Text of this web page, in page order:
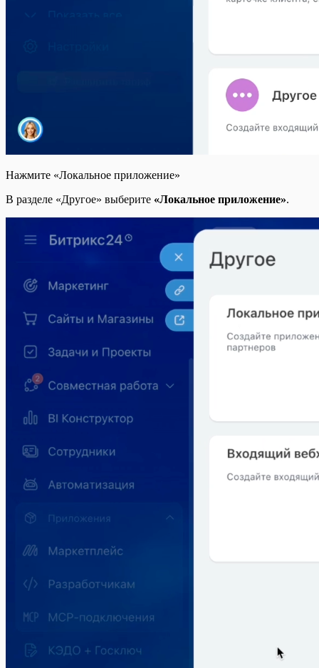
Нажмите «Локальное приложение»
В разделе «Другое» выберите «Локальное приложение».